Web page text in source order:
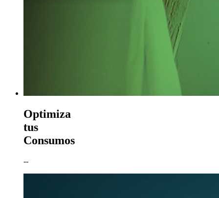
Optimiza
tus
Consumos
--